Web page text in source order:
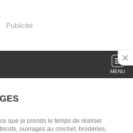
Publicité
MENU
que je prends le temps de réaliser
ouvrages au crochet, broderies,